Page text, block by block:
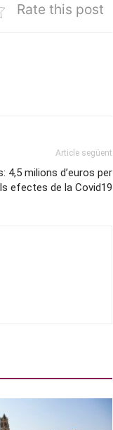
Rate this post
Article següent
4,5 milions d’euros per
efectes de la Covid19